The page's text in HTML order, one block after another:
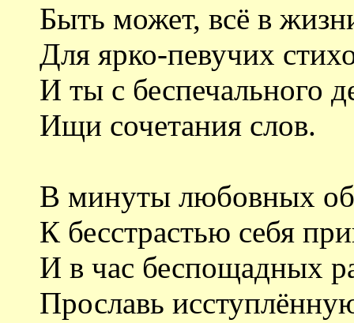
Быть может, всё в
Для ярко-певучих
И ты с беспечального
Ищи сочетания слов.
В минуты любовных
К бесстрастью себя
И в час беспощадных
Прославь